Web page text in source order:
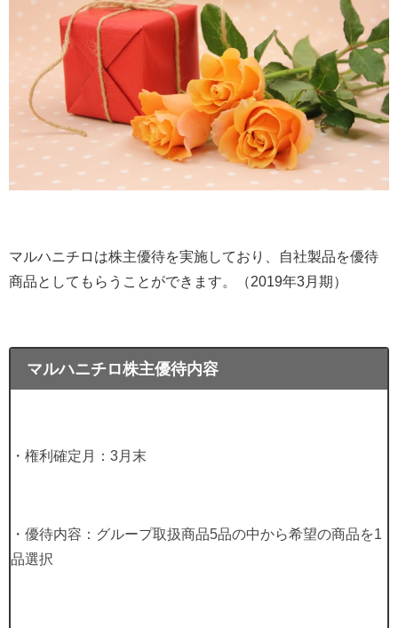
マルハニチロは株主優待を実施しており、自社製品を優待
商品としてもらうことができます。（2019年3 月期）
マルハニチロ株主優待内容
・権利確定月： 3 月末
・優待内容：グループ取扱商品5品の中から希望の商品を1
品選択